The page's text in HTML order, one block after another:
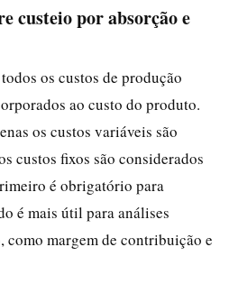
custeio por absorção e
os custos de produção
ao custo do produto.
os custos variáveis são
custos fixos são considerados
é obrigatório para
é mais útil para análises
como margem de contribuição e